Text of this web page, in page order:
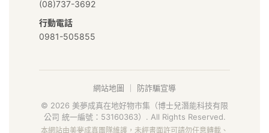
你
安
食
材
(08)737-3692
行動電話
0981-505855
網站地圖
防詐騙宣導
© 2026 美夢成真在地好物市集（博士兒潛能科技有限
公司 統一編號：53160363）. All Rights Reserved.
本網站由美夢成真團隊維護，未經書面許可請勿任意轉載、